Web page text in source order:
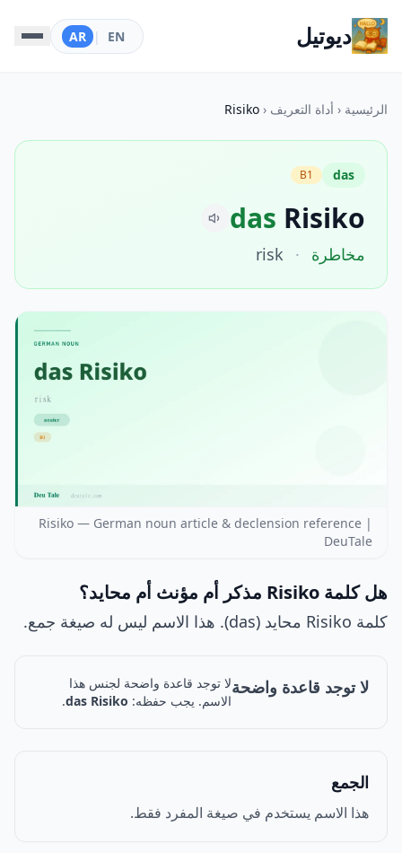
ديوتيل EN
|
AR
الرئيسية ‹ أداة التعريف ‹
Risiko
das
B1
das Risiko
مخاطرة ·
risk
Risiko — German noun article & declension reference |
DeuTale
هل كلمة Risiko مذكر أم مؤنث أم محايد؟
كلمة Risiko محايد (das). هذا الاسم ليس له صيغة جمع.
لا توجد قاعدة واضحةلا توجد قاعدة واضحة لجنس هذا
الاسم. يجب حفظه: das Risiko
.
الجمع
هذا الاسم يستخدم في صيغة المفرد فقط.